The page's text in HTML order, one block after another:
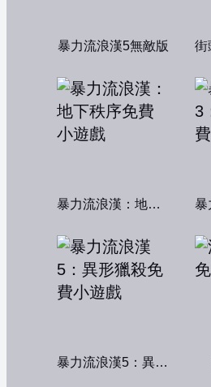
暴力流浪漢5無敵版
暴力流浪漢：地下秩序
暴力流浪漢5：異形獵殺